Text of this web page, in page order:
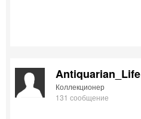
Antiquarian_Life
Коллекционер
131 сообщение